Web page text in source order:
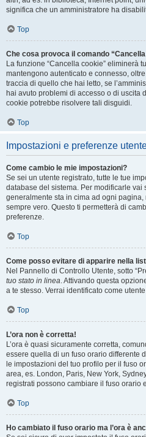
significa che un amministratore ha
Top
Che cosa provoca il comando
La funzione “Cancella cookie” eliminerà
mantengono autenticato e connesso,
traccia di quello che hai letto, se
hai avuto problemi di accesso o di uscita
cookie potrebbe risolvere tali disguidi.
Top
Impostazioni e preferenze
Come cambio le mie impostazioni?
Se sei un utente registrato, tutte le tue
database del sistema. Per modificarle
generalmente sta in cima ad ogni
sempre vero. Questo ti permetterà di
preferenze.
Top
Come posso evitare di apparire nella
Nel Pannello di Controllo Utente, sotto
tuo stato in linea. Attivando questa
a te stesso. Verrai identificato come
Top
L’ora non è corretta!
L’ora è quasi sicuramente corretta,
essere quella di un fuso orario differente
le impostazioni del tuo profilo per il fuso
area, es. London, Paris, New York,
registrati possono cambiare il fuso orario
Top
Ho cambiato il fuso orario ma l’ora è